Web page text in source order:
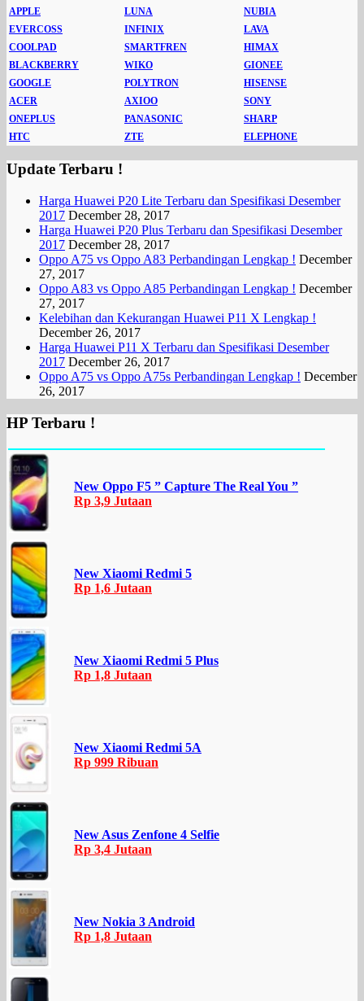
APPLE
LUNA
NUBIA
EVERCOSS
INFINIX
LAVA
COOLPAD
SMARTFREN
HIMAX
BLACKBERRY
WIKO
GIONEE
GOOGLE
POLYTRON
HISENSE
ACER
AXIOO
SONY
ONEPLUS
PANASONIC
SHARP
HTC
ZTE ELEPHONE
Update Terbaru !
Harga Huawei P20 Lite Terbaru dan Spesifikasi Desember
2017 December 28, 2017
Harga Huawei P20 Plus Terbaru dan Spesifikasi Desember
2017 December 28, 2017
Oppo A75 vs Oppo A83 Perbandingan Lengkap ! December
27, 2017
Oppo A83 vs Oppo A85 Perbandingan Lengkap ! December
27, 2017
Kelebihan dan Kekurangan Huawei P11 X Lengkap !
December 26, 2017
Harga Huawei P11 X Terbaru dan Spesifikasi Desember
2017 December 26, 2017
Oppo A75 vs Oppo A75s Perbandingan Lengkap ! December
26, 2017
HP Terbaru !
New Oppo F5 ” Capture The Real You ”
Rp 3,9 Jutaan
New Xiaomi Redmi 5
Rp 1,6 Jutaan
New Xiaomi Redmi 5 Plus
Rp 1,8 Jutaan
New Xiaomi Redmi 5A
Rp 999 Ribuan
New Asus Zenfone 4 Selfie
Rp 3,4 Jutaan
New Nokia 3 Android
Rp 1,8 Jutaan